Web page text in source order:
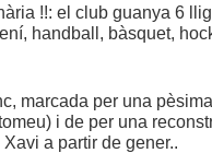
!!: el club guanya 6
handball, bàsquet,
marcada per una
i de per una
a partir de gener..